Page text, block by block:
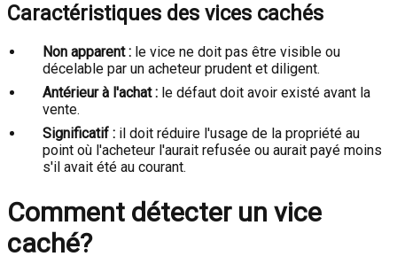
Caractéristiques des vices cachés
Non apparent : le vice ne doit pas être visible ou
décelable par un acheteur prudent et diligent.
Antérieur à l'achat : le défaut doit avoir existé avant la
vente.
Significatif : il doit réduire l'usage de la propriété au
point où l'acheteur l'aurait refusée ou aurait payé moins
s'il avait été au courant.
Comment détecter un vice
caché?